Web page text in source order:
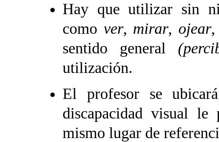
Hay que utilizar sin
como ver, mirar, ojear,
sentido general
utilización.
El profesor se
discapacidad visual
mismo lugar de